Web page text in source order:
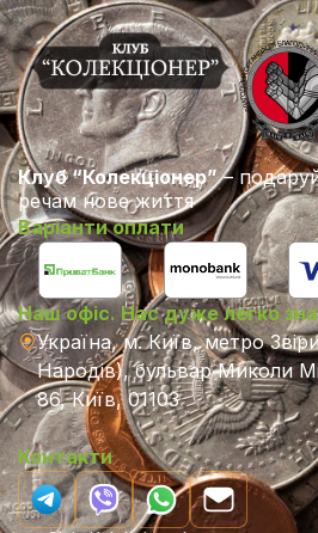
Клуб “Колекціонер”–
речам нове життя
Варіанти оплати
Наш офіс. Нас дуже легко
Україна, м. Київ, метро
Народів), бульвар Миколи
86, Київ, 01103
Контакти